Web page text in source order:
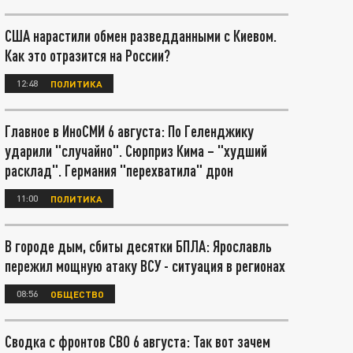
США нарастили обмен разведданными с Киевом.
Как это отразится на России?
12:48 ПОЛИТИКА
Главное в ИноСМИ 6 августа: По Геленджику
ударили "случайно". Сюрприз Кима – "худший
расклад". Германия "перехватила" дрон
11:00 ПОЛИТИКА
В городе дым, сбиты десятки БПЛА: Ярославль
пережил мощную атаку ВСУ - ситуация в регионах
08:56 ОБЩЕСТВО
Сводка с фронтов СВО 6 августа: Так вот зачем